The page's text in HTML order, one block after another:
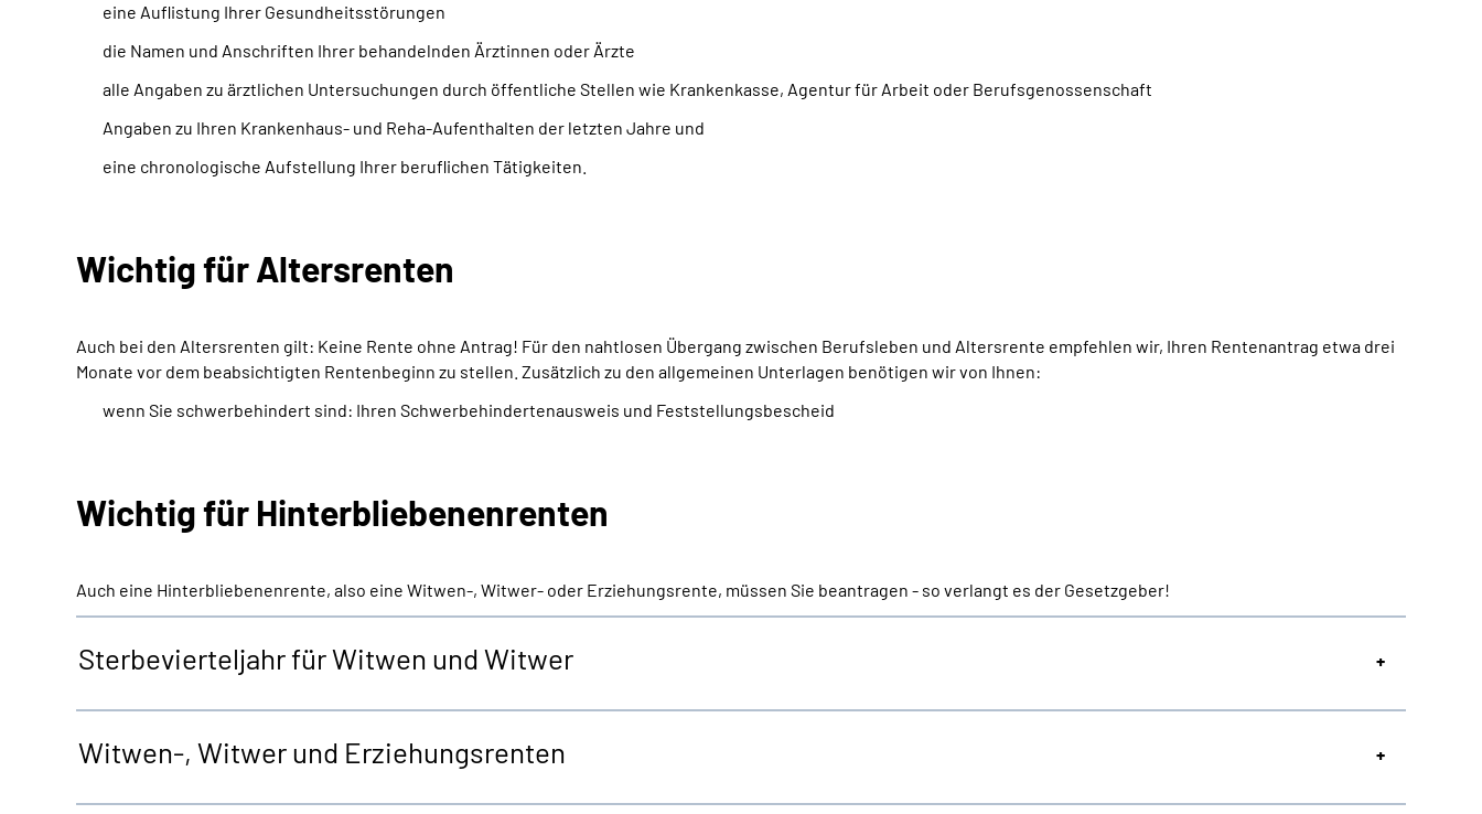
eine Auflistung Ihrer Gesundheitsstörungen
die Namen und Anschriften Ihrer behandelnden Ärztinnen oder Ärzte
alle Angaben zu ärztlichen Untersuchungen durch öffentliche Stellen wie Krankenkasse, Agentur für Arbeit oder Berufsgenossenschaft
Angaben zu Ihren Krankenhaus- und Reha-Aufenthalten der letzten Jahre und
eine chronologische Aufstellung Ihrer beruflichen Tätigkeiten.
Wichtig für Altersrenten
Auch bei den Altersrenten gilt: Keine Rente ohne Antrag! Für den nahtlosen Übergang zwischen Berufsleben und Altersrente empfehlen wir, Ihren Rentenantrag etwa drei
Monate vor dem beabsichtigten Rentenbeginn zu stellen. Zusätzlich zu den allgemeinen Unterlagen benötigen wir von Ihnen:
wenn Sie schwerbehindert sind: Ihren Schwerbehindertenausweis und Feststellungsbescheid
Wichtig für Hinterbliebenenrenten
Auch eine Hinterbliebenenrente, also eine Witwen-, Witwer- oder Erziehungsrente, müssen Sie beantragen - so verlangt es der Gesetzgeber!
Sterbevierteljahr für Witwen und Witwer
Witwen-, Witwer und Erziehungsrenten